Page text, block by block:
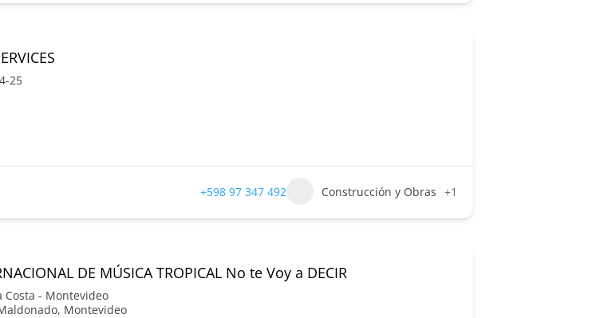
25
+598 97 347 492 Construcción y Obras +1
DE MÚSICA TROPICAL No te Voy a DECIR
Costa - Montevideo
, Montevideo